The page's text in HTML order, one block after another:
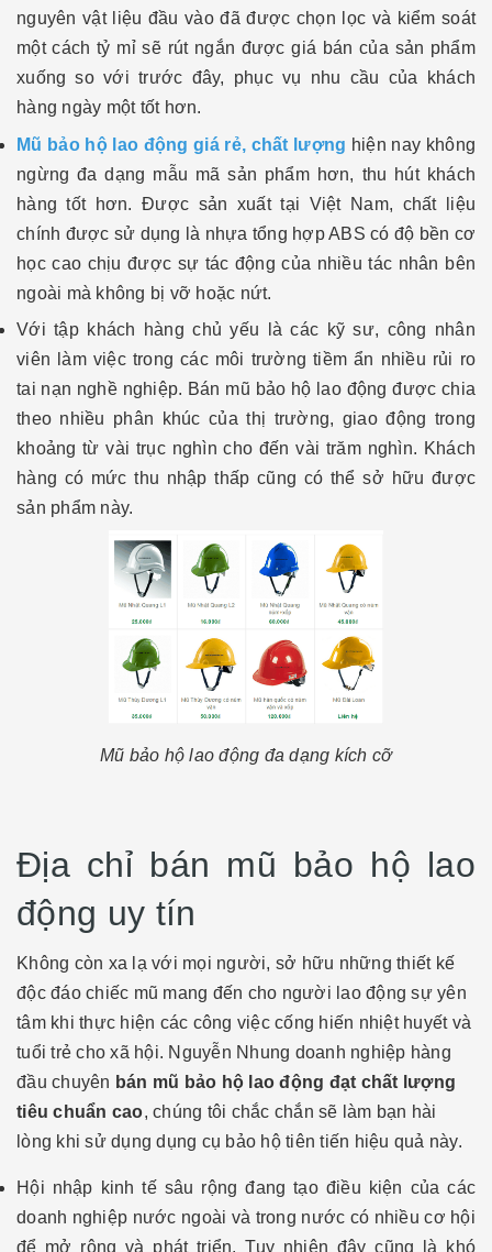
nguyên vật liệu đầu vào đã được chọn lọc và kiểm soát
một cách tỷ mỉ sẽ rút ngắn được giá bán của sản phẩm
xuống so với trước đây, phục vụ nhu cầu của khách
hàng ngày một tốt hơn.
Mũ bảo hộ lao động giá rẻ, chất lượng hiện nay không
ngừng đa dạng mẫu mã sản phẩm hơn, thu hút khách
hàng tốt hơn. Được sản xuất tại Việt Nam, chất liệu
chính được sử dụng là nhựa tổng hợp ABS có độ bền cơ
học cao chịu được sự tác động của nhiều tác nhân bên
ngoài mà không bị vỡ hoặc nứt.
Với tập khách hàng chủ yếu là các kỹ sư, công nhân
viên làm việc trong các môi trường tiềm ẩn nhiều rủi ro
tai nạn nghề nghiệp. Bán mũ bảo hộ lao động được chia
theo nhiều phân khúc của thị trường, giao động trong
khoảng từ vài trục nghìn cho đến vài trăm nghìn. Khách
hàng có mức thu nhập thấp cũng có thể sở hữu được
sản phẩm này.
Mũ bảo hộ lao động đa dạng kích cỡ
Địa chỉ bán mũ bảo hộ lao
động uy tín
Không còn xa lạ với mọi người, sở hữu những thiết kế
độc đáo chiếc mũ mang đến cho người lao động sự yên
tâm khi thực hiện các công việc cống hiến nhiệt huyết và
tuổi trẻ cho xã hội. Nguyễn Nhung doanh nghiệp hàng
đầu chuyên bán mũ bảo hộ lao động đạt chất lượng
tiêu chuẩn cao, chúng tôi chắc chắn sẽ làm bạn hài
lòng khi sử dụng dụng cụ bảo hộ tiên tiến hiệu quả này.
Hội nhập kinh tế sâu rộng đang tạo điều kiện của các
doanh nghiệp nước ngoài và trong nước có nhiều cơ hội
để mở rộng và phát triển. Tuy nhiên đây cũng là khó